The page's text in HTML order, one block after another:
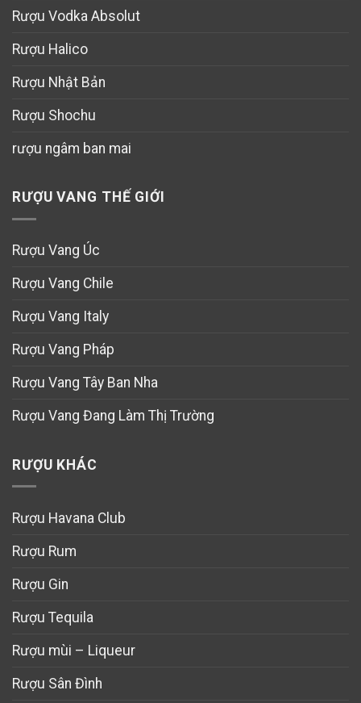
Rượu Vodka Absolut
Rượu Halico
Rượu Nhật Bản
Rượu Shochu
rượu ngâm ban mai
RƯỢU VANG THẾ GIỚI
Rượu Vang Úc
Rượu Vang Chile
Rượu Vang Italy
Rượu Vang Pháp
Rượu Vang Tây Ban Nha
Rượu Vang Đang Làm Thị Trường
RƯỢU KHÁC
Rượu Havana Club
Rượu Rum
Rượu Gin
Rượu Tequila
Rượu mùi – Liqueur
Rượu Sân Đình